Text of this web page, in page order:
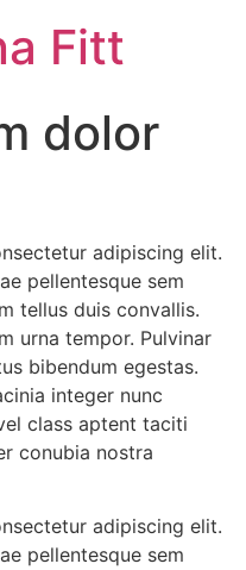
Fitt
dolor
adipiscing elit.
pellentesque sem
tellus duis convallis.
urna tempor. Pulvinar
bibendum egestas.
integer nunc
class aptent taciti
conubia nostra
adipiscing elit.
pellentesque sem